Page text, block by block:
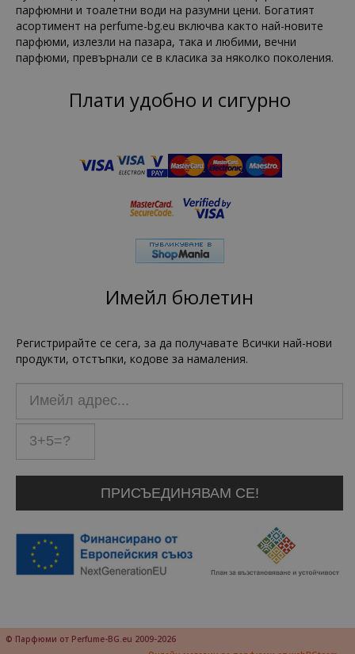
парфюмни и тоалетни води на разумни цени. Богатият
асортимент на perfume-bg.eu включва както най-новите
парфюми, излезли на пазара, така и любими, вечни
парфюми, превърнали се в класика за няколко поколения.
Плати удобно и сигурно
Имейл бюлетин
Регистрирайте се сега, за да получавате Всички най-нови
продукти, отстъпки, кодове за намаления.
© Парфюми от Perfume-BG.eu 2009-2026